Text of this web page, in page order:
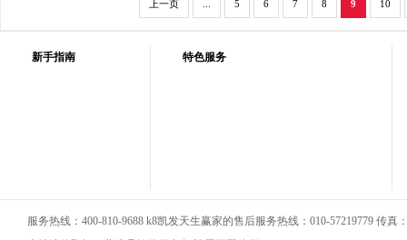
上一页 5 6 7 8 9 10
新手指南 特色服务
服务热线：400-810-9688 k8凯发天生赢家的售后服务热线：010-57219779 传真